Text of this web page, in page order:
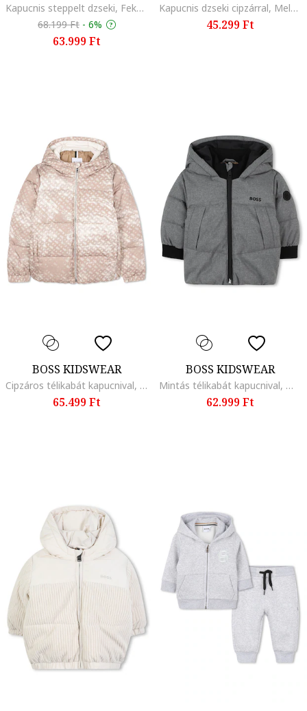
Kapucnis steppelt dzseki, Fekete
68.199 Ft - 6%
63.999 Ft
Kapucnis dzseki cipzárral, Melange szürke
45.299 Ft
BOSS KIDSWEAR
Cipzáros télikabát kapucnival, Világos tópbarna
65.499 Ft
BOSS KIDSWEAR
Mintás télikabát kapucnival, Melange szürke
62.999 Ft